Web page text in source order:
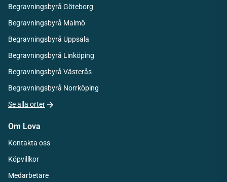
Begravningsbyrå Göteborg
Begravningsbyrå Malmö
Begravningsbyrå Uppsala
Begravningsbyrå Linköping
Begravningsbyrå Västerås
Begravningsbyrå Norrköping
Se alla orter
Om Lova
Kontakta oss
Köpvillkor
Medarbetare